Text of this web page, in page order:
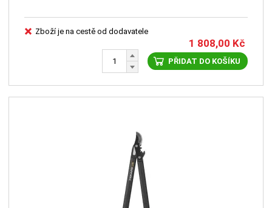
Zboží je na cestě od dodavatele
1 808,00 Kč
PŘIDAT DO KOŠÍKU